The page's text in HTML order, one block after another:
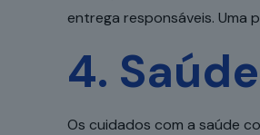
entrega responsáveis. Uma
4.
Os cuidados com a saúde